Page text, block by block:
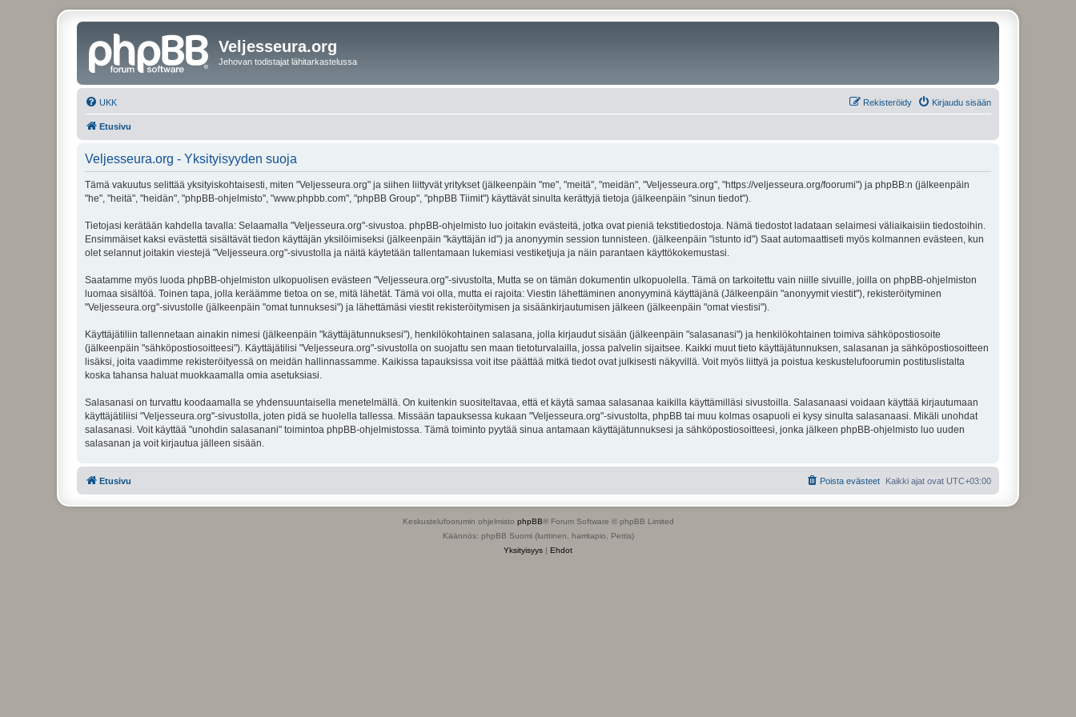
Veljesseura.org
Jehovan todistajat lähitarkastelussa
UKK Kirjaudu sisään
Rekisteröidy
Etusivu
Veljesseura.org - Yksityisyyden suoja
Tämä vakuutus selittää yksityiskohtaisesti, miten "Veljesseura.org" ja siihen liittyvät yritykset (jälkeenpäin "me", "meitä", "meidän", "Veljesseura.org", "https://veljesseura.org/foorumi") ja phpBB:n (jälkeenpäin
"he", "heitä", "heidän", "phpBB-ohjelmisto", "www.phpbb.com", "phpBB Group", "phpBB Tiimit") käyttävät sinulta kerättyjä tietoja (jälkeenpäin "sinun tiedot").
Tietojasi kerätään kahdella tavalla: Selaamalla "Veljesseura.org"-sivustoa. phpBB-ohjelmisto luo joitakin evästeitä, jotka ovat pieniä tekstitiedostoja. Nämä tiedostot ladataan selaimesi väliaikaisiin tiedostoihin.
Ensimmäiset kaksi evästettä sisältävät tiedon käyttäjän yksilöimiseksi (jälkeenpäin "käyttäjän id") ja anonyymin session tunnisteen. (jälkeenpäin "istunto id") Saat automaattiseti myös kolmannen evästeen, kun
olet selannut joitakin viestejä "Veljesseura.org"-sivustolla ja näitä käytetään tallentamaan lukemiasi vestiketjuja ja näin parantaen käyttökokemustasi.
Saatamme myös luoda phpBB-ohjelmiston ulkopuolisen evästeen "Veljesseura.org"-sivustolta, Mutta se on tämän dokumentin ulkopuolella. Tämä on tarkoitettu vain niille sivuille, joilla on phpBB-ohjelmiston
luomaa sisältöä. Toinen tapa, jolla keräämme tietoa on se, mitä lähetät. Tämä voi olla, mutta ei rajoita: Viestin lähettäminen anonyyminä käyttäjänä (Jälkeenpäin "anonyymit viestit"), rekisteröityminen
"Veljesseura.org"-sivustolle (jälkeenpäin "omat tunnuksesi") ja lähettämäsi viestit rekisteröitymisen ja sisäänkirjautumisen jälkeen (jälkeenpäin "omat viestisi").
Käyttäjätiliin tallennetaan ainakin nimesi (jälkeenpäin "käyttäjätunnuksesi"), henkilökohtainen salasana, jolla kirjaudut sisään (jälkeenpäin "salasanasi") ja henkilökohtainen toimiva sähköpostiosoite
(jälkeenpäin "sähköpostiosoitteesi"). Käyttäjätilisi "Veljesseura.org"-sivustolla on suojattu sen maan tietoturvalailla, jossa palvelin sijaitsee. Kaikki muut tieto käyttäjätunnuksen, salasanan ja sähköpostiosoitteen
lisäksi, joita vaadimme rekisteröityessä on meidän hallinnassamme. Kaikissa tapauksissa voit itse päättää mitkä tiedot ovat julkisesti näkyvillä. Voit myös liittyä ja poistua keskustelufoorumin postituslistalta
koska tahansa haluat muokkaamalla omia asetuksiasi.
Salasanasi on turvattu koodaamalla se yhdensuuntaisella menetelmällä. On kuitenkin suositeltavaa, että et käytä samaa salasanaa kaikilla käyttämilläsi sivustoilla. Salasanaasi voidaan käyttää kirjautumaan
käyttäjätiliisi "Veljesseura.org"-sivustolla, joten pidä se huolella tallessa. Missään tapauksessa kukaan "Veljesseura.org"-sivustolta, phpBB tai muu kolmas osapuoli ei kysy sinulta salasanaasi. Mikäli unohdat
salasanasi. Voit käyttää "unohdin salasanani" toimintoa phpBB-ohjelmistossa. Tämä toiminto pyytää sinua antamaan käyttäjätunnuksesi ja sähköpostiosoitteesi, jonka jälkeen phpBB-ohjelmisto luo uuden
salasanan ja voit kirjautua jälleen sisään.
Etusivu Kaikki ajat ovat UTC+03:00
Poista evästeet
Keskustelufoorumin ohjelmisto phpBB® Forum Software © phpBB Limited
Käännös: phpBB Suomi (lurttinen, harritapio, Pettis)
Yksityisyys | Ehdot